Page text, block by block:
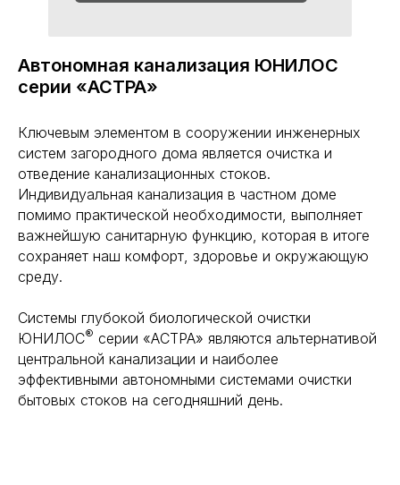
Автономная канализация ЮНИЛОС
серии «АСТРА»
Ключевым элементом в сооружении инженерных
систем загородного дома является очистка и
отведение канализационных стоков.
Индивидуальная канализация в частном доме
помимо практической необходимости, выполняет
важнейшую санитарную функцию, которая в итоге
сохраняет наш комфорт, здоровье и окружающую
среду.
Системы глубокой биологической очистки
ЮНИЛОС® серии «АСТРА» являются альтернативой
центральной канализации и наиболее
эффективными автономными системами очистки
бытовых стоков на сегодняшний день.